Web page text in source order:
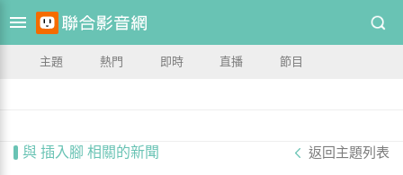
主題 熱門 即時 直播 節目
與 插入腳 相關的新聞 返回主題列表